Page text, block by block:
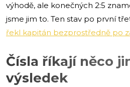
výhodě, ale konečných 2:5
jsme jim to. Ten stav po první
řekl kapitán bezprostředně po
Čísla říkají něco
výsledek